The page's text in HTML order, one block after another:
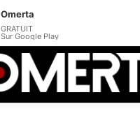
Omerta
GRATUIT
Sur Google Play